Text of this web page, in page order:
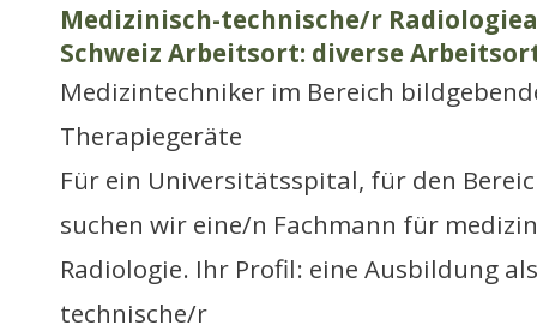
Medizinisch-technische/r
Schweiz Arbeitsort: diverse
Medizintechniker im Bereich
Therapiegeräte
Für ein Universitätsspital, für den
suchen wir eine/n Fachmann für
Radiologie. Ihr Profil: eine Ausbildung
technische/r